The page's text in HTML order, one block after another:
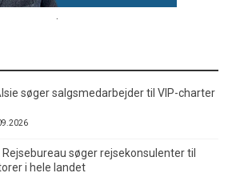
søger salgsmedarbejder til VIP-charter
Rejsebureau søger rejsekonsulenter til
i hele landet